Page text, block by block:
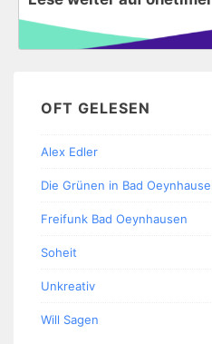
OFT GELESEN
Alex Edler
Die Grünen in Bad
Freifunk Bad Oeynhausen
Soheit
Unkreativ
Will Sagen